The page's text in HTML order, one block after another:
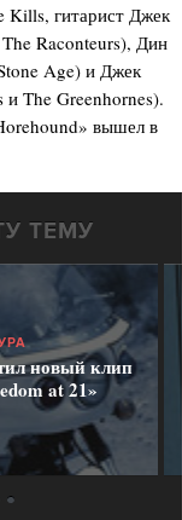
Kills, гитарист Джек
Raconteurs), Дин
Age) и Джек
The Greenhornes).
вышел в
ТЕМУ
новый клип
at 21»